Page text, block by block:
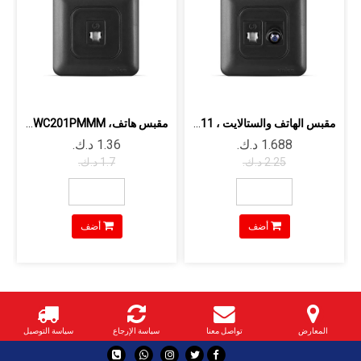
أضف أضف
المعارض تواصل معنا سياسة الإرجاع سياسة التوصيل